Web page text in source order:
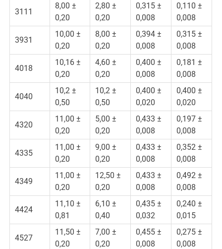
3111
8,00 ±
0,20
2,80 ±
0,20
0,315 ±
0,008
0,110 ±
0,008
3931
10,00 ±
0,20
8,00 ±
0,20
0,394 ±
0,008
0,315 ±
0,008
4018
10,16 ±
0,20
4,60 ±
0,20
0,400 ±
0,008
0,181 ±
0,008
4040
10,2 ±
0,50
10,2 ±
0,50
0,400 ±
0,020
0,400 ±
0,020
4320
11,00 ±
0,20
5,00 ±
0,20
0,433 ±
0,008
0,197 ±
0,008
4335
11,00 ±
0,20
9,00 ±
0,20
0,433 ±
0,008
0,352 ±
0,008
4349
11,00 ±
0,20
12,50 ±
0,20
0,433 ±
0,008
0,492 ±
0,008
4424
11,10 ±
0,81
6,10 ±
0,40
0,435 ±
0,032
0,240 ±
0,015
4527
11,50 ±
0,20
7,00 ±
0,20
0,455 ±
0,008
0,275 ±
0,008